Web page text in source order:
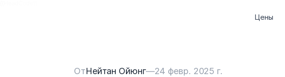
Цены
ОтНейтан Ойюнг—24 февр. 2025 г.